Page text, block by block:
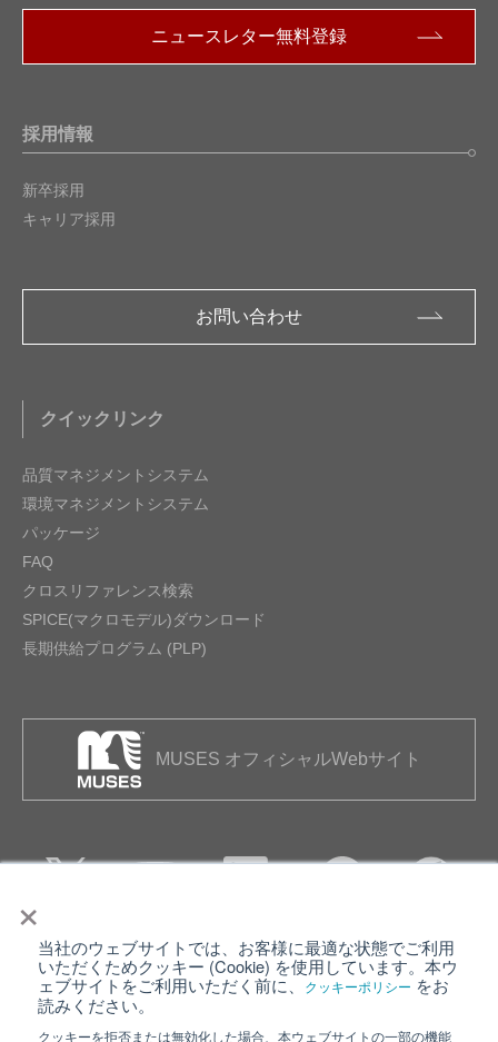
×
当社のウェブサイトでは、お客様に最適な状態でご利用
いただくためクッキー (Cookie) を使用しています。本ウ
ェブサイトをご利用いただく前に、
クッキーポリシー をお
読みください。
クッキーを拒否または無効化した場合、本ウェブサイトの一部の機能
ニュースレター無料登録
採用情報
新卒採用
キャリア採用
お問い合わせ
クイックリンク
品質マネジメントシステム
環境マネジメントシステム
パッケージ
FAQ
クロスリファレンス検索
SPICE(マクロモデル)ダウンロード
長期供給プログラム (PLP)
MUSES オフィシャルWebサイト
個人情報保護について ウェブサイト利用規約
クッキーポリシー